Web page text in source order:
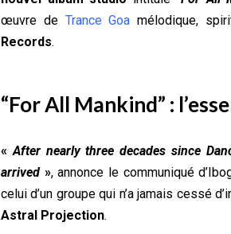
œuvre de Trance Goa mélodique,
Records.
“For All Mankind” :
«After nearly three decades since
arrived », annonce le communiqué
celui d’un groupe qui n’a jamais cessé
Astral Projection.